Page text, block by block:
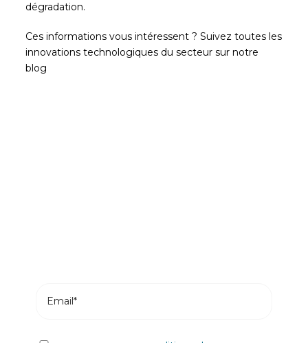
dégradation.
Ces informations vous intéressent ? Suivez toutes les
innovations technologiques du secteur sur notre
blog